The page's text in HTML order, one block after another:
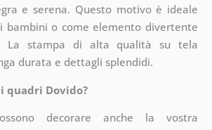
e serena. Questo motivo è ideale
bambini o come elemento divertente
La stampa di alta qualità su tela
durata e dettagli splendidi.
quadri Dovido?
decorare anche la vostra